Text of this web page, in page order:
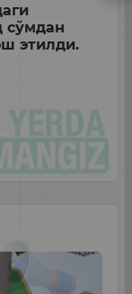
сўмдан
этилди.